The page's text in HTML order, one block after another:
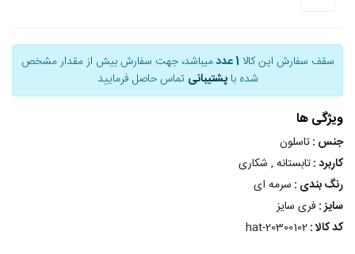
سقف سفارش این کالا 1 عدد
میباشد، جهت سفارش بیش از مقدار مشخص
شده باپشتیبانی تماس حاصل فرمایید
ویژگی ها
جنس :تاسلون
کاربرد :تابستانه , شکاری
رنگ بندی : سرمه ای
سایز : فری سایز
کد کالا :hat-20300102